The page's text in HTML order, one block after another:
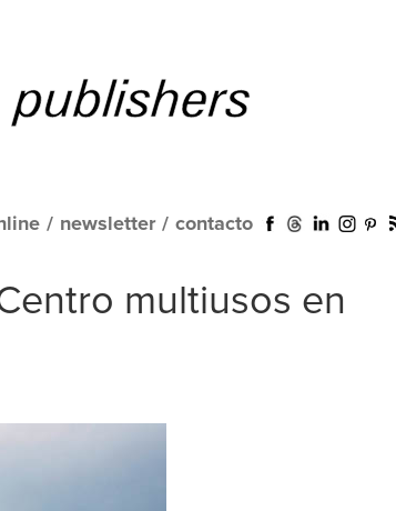
/ newsletter / contacto
multiusos en